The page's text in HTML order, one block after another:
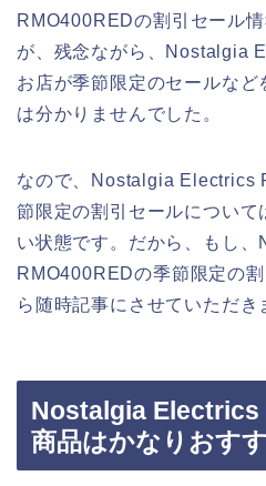
RMO400REDの割引セール
が、残念ながら、Nostalgia
お店が季節限定のセールな
は分かりませんでした。
なので、Nostalgia Electrics
節限定の割引セールについて
い状態です。だから、もし
RMO400REDの季節限定の
ら随時記事にさせていただき
Nostalgia Electrics
商品はかなりおす